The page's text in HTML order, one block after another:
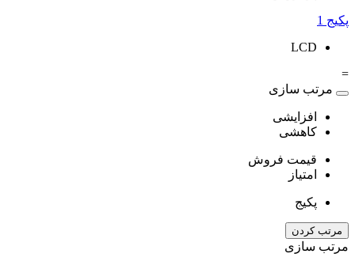
پکیج 1
LCD
=
مرتب سازی
افزایشی
کاهشی
قیمت فروش
امتیاز
پکیج
مرتب کردن
مرتب سازی